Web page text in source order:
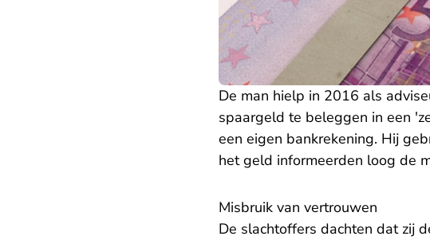
De man hielp in 2016 als
spaargeld te beleggen in een
een eigen bankrekening. Hij
het geld informeerden loog de
Misbruik van vertrouwen
De slachtoffers dachten dat zij